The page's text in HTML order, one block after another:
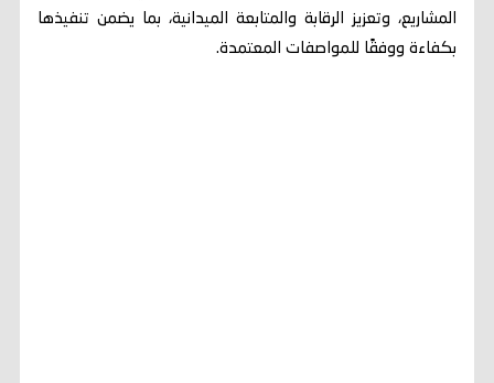
المشاريع، وتعزيز الرقابة والمتابعة الميدانية، بما يضمن تنفيذها
بكفاءة ووفقًا للمواصفات المعتمدة.